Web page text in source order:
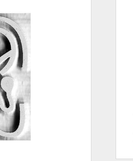
TRODAT® ID PROTECTOR